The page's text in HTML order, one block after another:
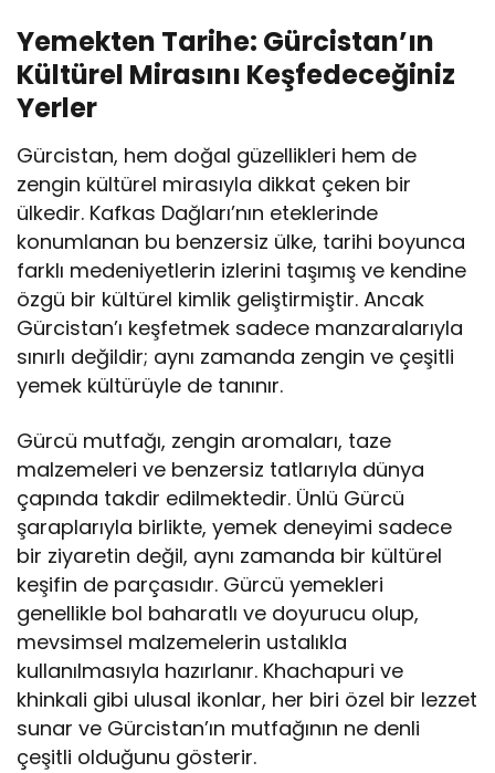
Yemekten Tarihe: Gürcistan’ın
Kültürel Mirasını Keşfedeceğiniz
Yerler
Gürcistan, hem doğal güzellikleri hem de
zengin kültürel mirasıyla dikkat çeken bir
ülkedir. Kafkas Dağları’nın eteklerinde
konumlanan bu benzersiz ülke, tarihi boyunca
farklı medeniyetlerin izlerini taşımış ve kendine
özgü bir kültürel kimlik geliştirmiştir. Ancak
Gürcistan’ı keşfetmek sadece manzaralarıyla
sınırlı değildir; aynı zamanda zengin ve çeşitli
yemek kültürüyle de tanınır.
Gürcü mutfağı, zengin aromaları, taze
malzemeleri ve benzersiz tatlarıyla dünya
çapında takdir edilmektedir. Ünlü Gürcü
şaraplarıyla birlikte, yemek deneyimi sadece
bir ziyaretin değil, aynı zamanda bir kültürel
keşifin de parçasıdır. Gürcü yemekleri
genellikle bol baharatlı ve doyurucu olup,
mevsimsel malzemelerin ustalıkla
kullanılmasıyla hazırlanır. Khachapuri ve
khinkali gibi ulusal ikonlar, her biri özel bir lezzet
sunar ve Gürcistan’ın mutfağının ne denli
çeşitli olduğunu gösterir.